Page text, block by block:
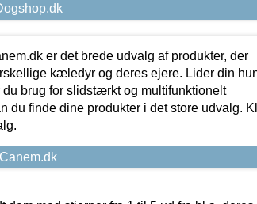
er det brede udvalg af produkter, der
kæledyr og deres ejere. Lider din
du brug for slidstærkt og multifunktionelt
du finde dine produkter i det store udvalg.